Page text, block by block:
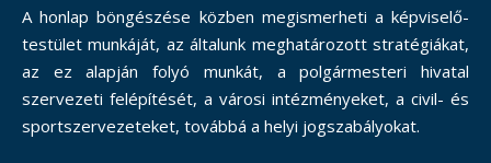
A honlap böngészése közben megismerheti a képviselő-
testület munkáját, az általunk meghatározott stratégiákat,
az ez alapján folyó munkát, a polgármesteri hivatal
szervezeti felépítését, a városi intézményeket, a civil- és
sportszervezeteket, továbbá a helyi jogszabályokat.